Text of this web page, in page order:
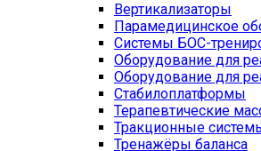
Вертикализаторы
Парамедицинское
Системы БОС-
Оборудование для
Оборудование для
Стабилоплатформы
Терапевтические
Тракционные
Тренажёры баланса